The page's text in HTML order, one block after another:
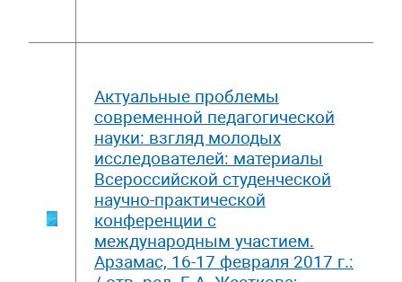
Актуальные проблемы
современной педагогической
науки: взгляд молодых
исследователей: материалы
Всероссийской студенческой
научно-практической
конференции с
международным участием.
Арзамас, 16-17 февраля 2017 г.: